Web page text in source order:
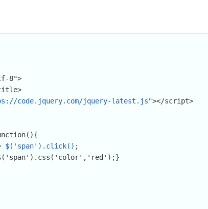
8">
code.jquery.com/jquery-latest.js"></script>
$('span').click() ;